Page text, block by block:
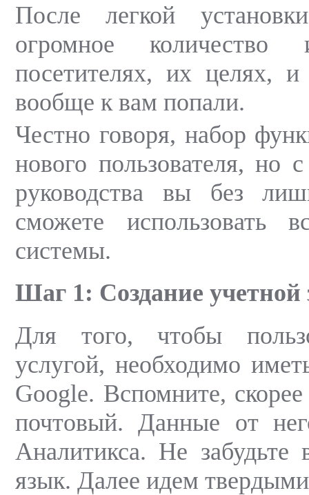
После легкой
огромное
посетителях, их целях,
вообще к вам попали.
Честно говоря, набор
нового пользователя, но
руководства вы без
сможете использовать
системы.
Шаг 1: Создание учетной
Для того, чтобы
услугой, необходимо
Google. Вспомните, скорее
почтовый. Данные от
Аналитикса. Не забудьте
язык. Далее идем